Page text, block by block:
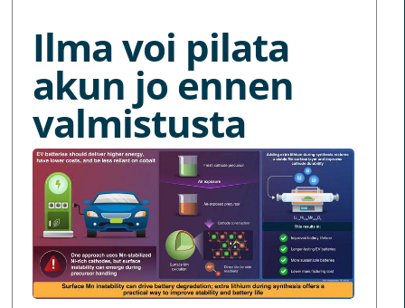
Ilma voi pilata
akun jo ennen
valmistusta